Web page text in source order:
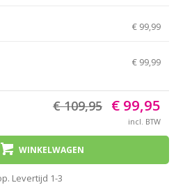
€ 99,99
€ 99,99
€ 109,95 € 99,95
incl. BTW
WINKELWAGEN
Levertijd 1-3